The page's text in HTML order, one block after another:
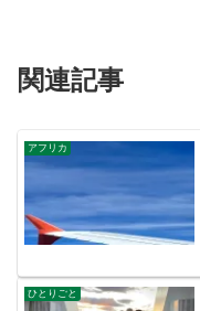
関連記事
アフリカ
ひとりごと